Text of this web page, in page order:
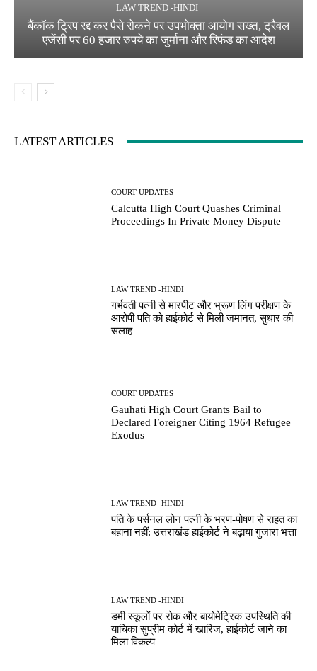
LAW TREND -HINDI
बैंकॉक ट्रिप रद्द कर पैसे रोकने पर उपभोक्ता आयोग सख्त, ट्रैवल
एजेंसी पर 60 हजार रुपये का जुर्माना और रिफंड का आदेश
LATEST ARTICLES
COURT UPDATES
Calcutta High Court Quashes Criminal
Proceedings In Private Money Dispute
LAW TREND -HINDI
गर्भवती पत्नी से मारपीट और भ्रूण लिंग परीक्षण के
आरोपी पति को हाईकोर्ट से मिली जमानत, सुधार की
सलाह
COURT UPDATES
Gauhati High Court Grants Bail to
Declared Foreigner Citing 1964 Refugee
Exodus
LAW TREND -HINDI
पति के पर्सनल लोन पत्नी के भरण-पोषण से राहत का
बहाना नहीं: उत्तराखंड हाईकोर्ट ने बढ़ाया गुजारा भत्ता
LAW TREND -HINDI
डमी स्कूलों पर रोक और बायोमेट्रिक उपस्थिति की
याचिका सुप्रीम कोर्ट में खारिज, हाईकोर्ट जाने का
मिला विकल्प